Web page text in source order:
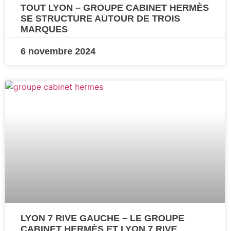
TOUT LYON – GROUPE CABINET HERMÈS
SE STRUCTURE AUTOUR DE TROIS
MARQUES
6 novembre 2024
LYON 7 RIVE GAUCHE – LE GROUPE
CABINET HERMÈS ET LYON 7 RIVE